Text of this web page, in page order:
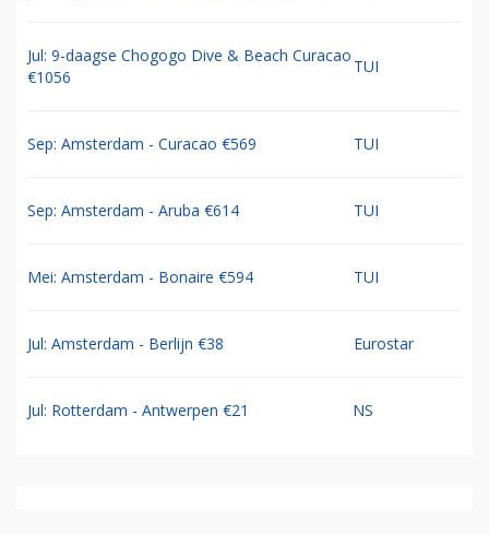
Jul: 9-daagse Chogogo Dive & Beach Curacao
€1056
TUI
Sep: Amsterdam - Curacao €569 TUI
Sep: Amsterdam - Aruba €614 TUI
Mei: Amsterdam - Bonaire €594 TUI
Jul: Amsterdam - Berlijn €38 Eurostar
Jul: Rotterdam - Antwerpen €21 NS